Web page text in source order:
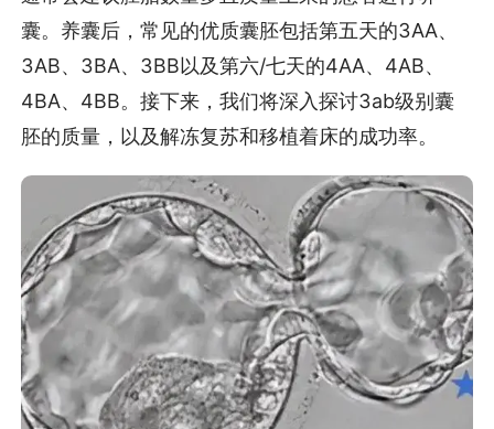
囊。养囊后，常见的优质囊胚包括第五天的3AA、
3AB、3BA、3BB以及第六/七天的4AA、4AB、
4BA、4BB。接下来，我们将深入探讨3ab级别囊
胚的质量，以及解冻复苏和移植着床的成功率。